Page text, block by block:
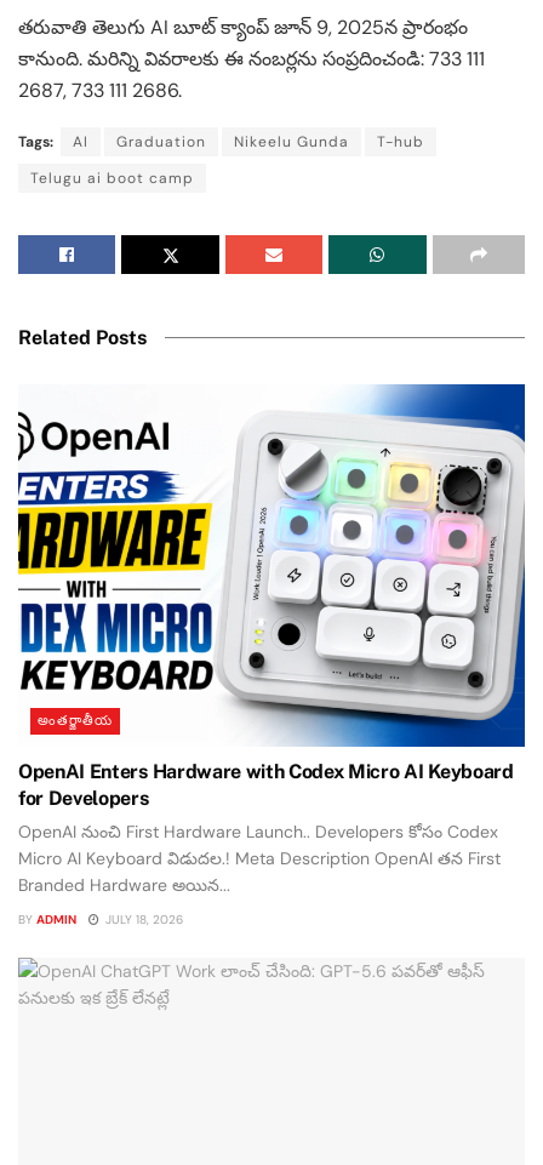
తరువాతి తెలుగు AI బూట్ క్యాంప్ జూన్ 9, 2025న ప్రారంభం
కానుంది. మరిన్ని వివరాలకు ఈ నంబర్లను సంప్రదించండి: 733 111
2687, 733 111 2686.
Tags: AI Graduation Nikeelu Gunda
T-hub
Telugu ai boot camp
Related Posts
అంతర్జాతీయ
OpenAI Enters Hardware with Codex Micro AI Keyboard
for Developers
OpenAI నుంచి First Hardware Launch.. Developers కోసం Codex
Micro AI Keyboard విడుదల.! Meta Description OpenAI తన First
Branded Hardware అయిన...
BY ADMIN JULY 18, 2026